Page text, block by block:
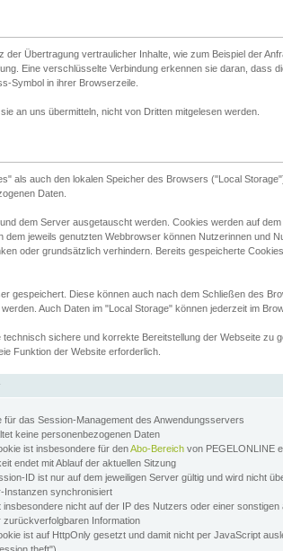
Übertragung vertraulicher Inhalte, wie zum Beispiel der
Eine verschlüsselte Verbindung erkennen sie daran, dass
Symbol in ihrer Browserzeile.
an uns übermitteln, nicht von Dritten mitgelesen werden.
als auch den lokalen Speicher des Browsers ("Local
Daten.
dem Server ausgetauscht werden. Cookies werden auf
jeweils genutzten Webbrowser können Nutzerinnen und
oder grundsätzlich verhindern. Bereits gespeicherte
gespeichert. Diese können auch nach dem Schließen des
Auch Daten im "Local Storage" können jederzeit im
sichere und korrekte Bereitstellung der Webseite zu
Funktion der Website erforderlich.
für das Session-Management des Anwendungsservers
keine personenbezogenen Daten
ist insbesondere für denAbo-Bereich von PEGELONLINE
endet mit Ablauf der aktuellen Sitzung
ID ist nur auf dem jeweiligen Server gültig und wird nicht
Instanzen synchronisiert
insbesondere nicht auf der IP des Nutzers oder einer sonstigen
zurückverfolgbaren Information
ist auf HttpOnly gesetzt und damit nicht per JavaScript